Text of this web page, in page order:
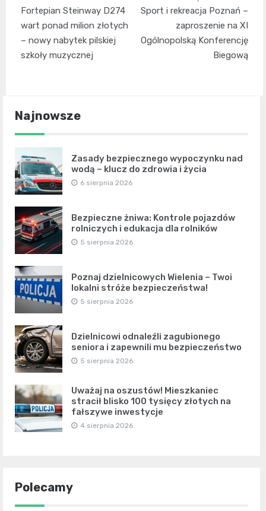
wpisu
Fortepian Steinway D274
wart ponad milion złotych
– nowy nabytek pilskiej
szkoły muzycznej
Sport i rekreacja Poznań –
zaproszenie na XI
Ogólnopolską Konferencję
Biegową
Najnowsze
Zasady bezpiecznego wypoczynku nad
wodą – klucz do zdrowia i życia
6 sierpnia 2026
Bezpieczne żniwa: Kontrole pojazdów
rolniczych i edukacja dla rolników
5 sierpnia 2026
Poznaj dzielnicowych Wielenia – Twoi
lokalni stróże bezpieczeństwa!
5 sierpnia 2026
Dzielnicowi odnaleźli zagubionego
seniora i zapewnili mu bezpieczeństwo
5 sierpnia 2026
Uważaj na oszustów! Mieszkaniec
stracił blisko 100 tysięcy złotych na
fałszywe inwestycje
4 sierpnia 2026
Polecamy